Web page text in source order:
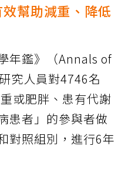
幫助減重、降低
年鑑》（Annals of
究人員對4746名
或肥胖、患有代謝
患者」的參與者做
對照組別，進行6年